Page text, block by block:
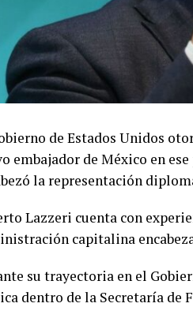
de Estados Unidos
embajador de México en
la representación
Lazzeri cuenta con
capitalina
su trayectoria en el
dentro de la Secretaría de